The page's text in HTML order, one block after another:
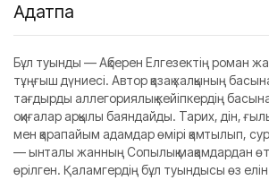
Аңдатпа
Бұл туынды — Ақберен Елгезектің роман
тұңғыш дүниесі. Автор қазақ халқының
тағдырды аллегориялық кейіпкердің
оқиғалар арқылы баяндайды. Тарих, дін,
мен қарапайым адамдар өмірі қамтылып,
— ынталы жанның Сопылық мақамдардан
өрілген. Қаламгердің бұл туындысы өз